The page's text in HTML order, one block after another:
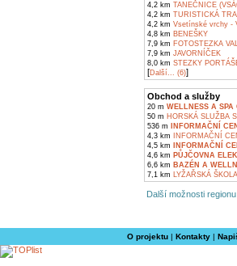
4,2 km TANEČNICE
4,2 km TURISTICKÁ
4,2 km Vsetínské vrchy -
4,8 km BENEŠKY
7,9 km FOTOSTEZKA
7,9 km JAVORNÍČEK
8,0 km STEZKY
[Další... (6)]
Obchod a služby
20 m WELLNESS A SPA
50 m HORSKÁ SLUŽBA
536 m
INFORMAČNÍ
4,3 km INFORMAČNÍ
4,5 km
INFORMAČNÍ
4,6 km PŮJČOVNA
6,6 km BAZÉN A
7,1 km LYŽAŘSKÁ
Další možnosti regionu
O projektu| Kontakty|